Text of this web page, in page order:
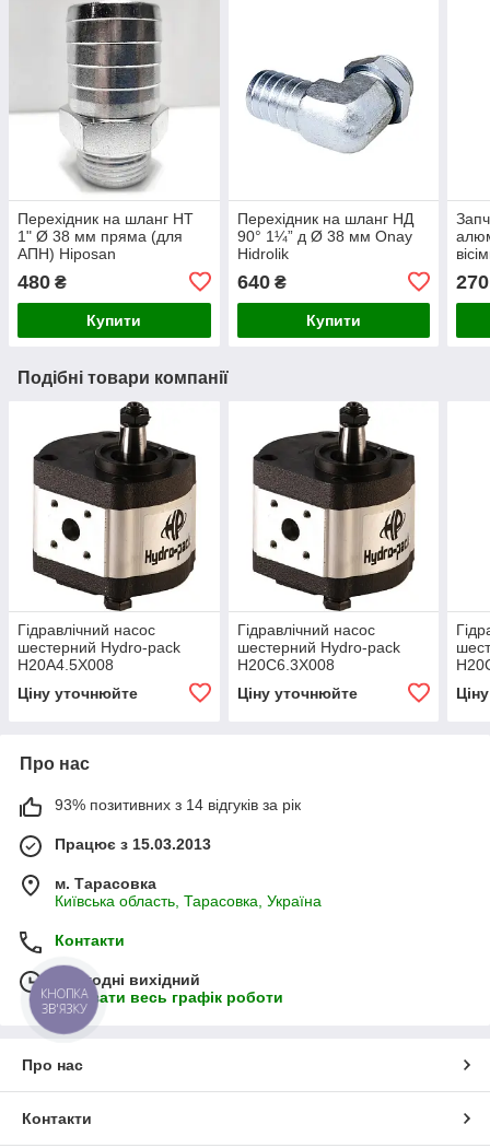
Перехідник на шланг НТ
1" Ø 38 мм пряма (для
АПН) Hiposan
480 ₴
Купити
Перехідник на шланг НД
90° 1¼” д Ø 38 мм Onay
Hidrolik
640₴
Купити
270
Подібні товари компанії
Гідравлічний насос
шестерний Hydro-pack
H20A4.5X008
Ціну уточнюйте
Гідравлічний насос
шестерний Hydro-pack
H20C6.3X008
Ціну уточнюйте
Про нас
93% позитивних з 14 відгуків за рік
Працює з 15.03.2013
м. Тарасовка
Київська область, Тарасовка, Україна
Контакти
Сьогодні вихідний
Показати весь графік роботи
Про нас
Контакти
КНОПКА
ЗВ'ЯЗКУ